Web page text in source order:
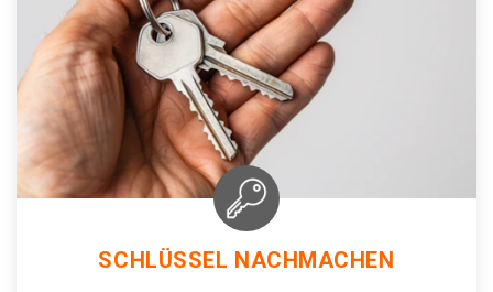
SCHLÜSSEL NACHMACHEN